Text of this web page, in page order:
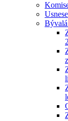
Bývalá